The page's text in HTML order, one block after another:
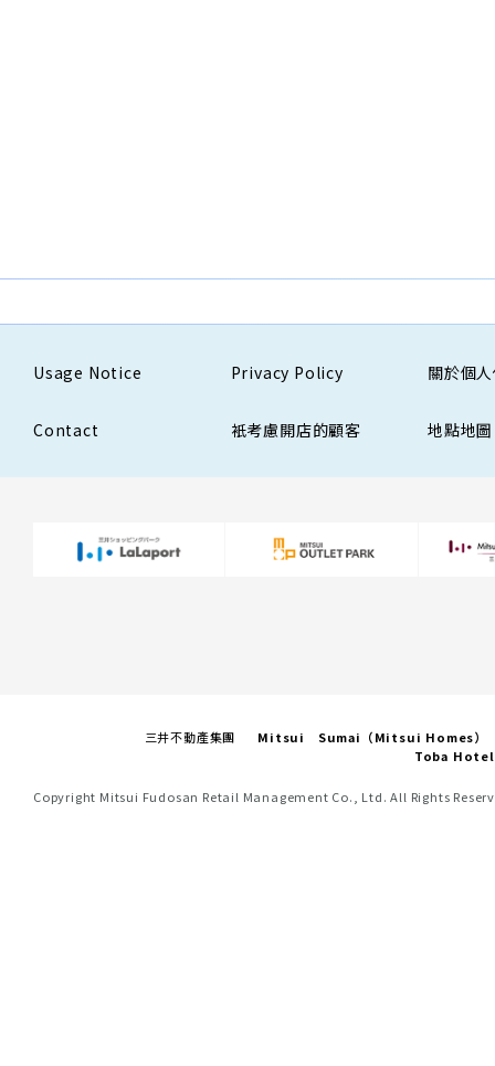
Usage Notice Privacy Policy 關於個
Contact 衹考慮開店的顧客 地點地圖
三井不動產集團
Mitsui Sumai（Mitsui Homes）
Toba
Copyright Mitsui Fudosan Retail Management Co., Ltd. All Rights